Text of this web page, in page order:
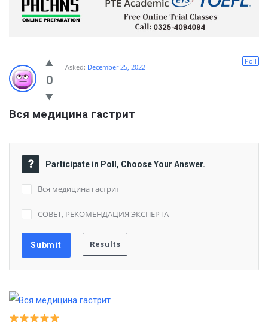
0
Poll
Asked: December 25, 2022
Вся медицина гастрит
Participate in Poll, Choose Your Answer.
Вся медицина гастрит
СОВЕТ, РЕКОМЕНДАЦИЯ ЭКСПЕРТА